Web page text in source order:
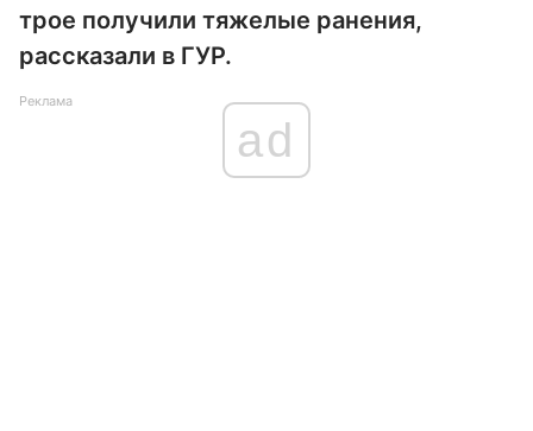
трое получили тяжелые ранения,
рассказали в ГУР.
Реклама
ad